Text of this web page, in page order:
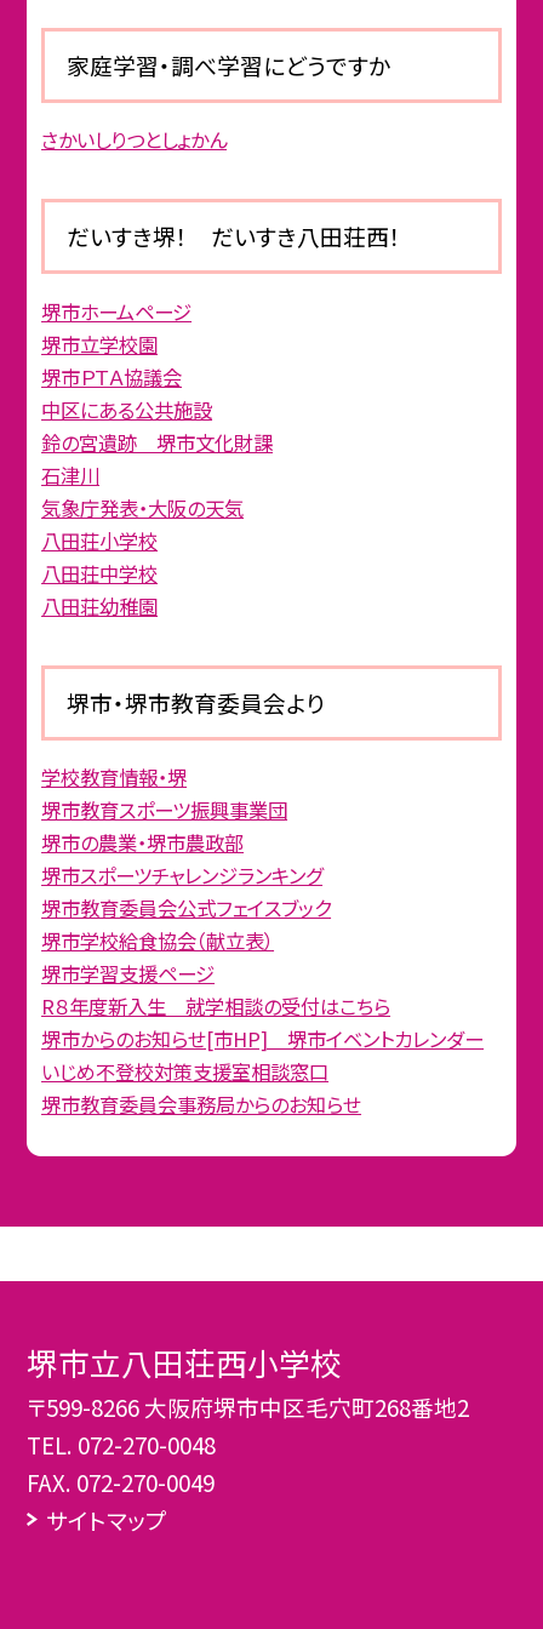
家庭学習・調べ学習にどうですか
さかいしりつとしょかん
だいすき堺！ だいすき八田荘西！
堺市ホームページ
堺市立学校園
堺市ＰＴＡ協議会
中区にある公共施設
鈴の宮遺跡 堺市文化財課
石津川
気象庁発表・大阪の天気
八田荘小学校
八田荘中学校
八田荘幼稚園
堺市・堺市教育委員会より
学校教育情報・堺
堺市教育スポーツ振興事業団
堺市の農業・堺市農政部
堺市スポーツチャレンジランキング
堺市教育委員会公式フェイスブック
堺市学校給食協会（献立表）
堺市学習支援ページ
R８年度新入生 就学相談の受付はこちら
堺市からのお知らせ[市HP] 堺市イベントカレンダー
いじめ不登校対策支援室相談窓口
堺市教育委員会事務局からのお知らせ
堺市立八田荘西小学校
〒599-8266 大阪府堺市中区毛穴町268番地2
TEL. 072-270-0048
FAX. 072-270-0049
サイトマップ